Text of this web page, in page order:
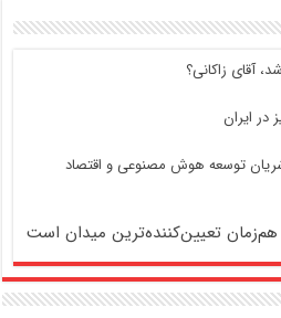
آقای زاکانی؟
در ایران
شریان توسعه هوش مصنوعی و اقتصاد
تعیین‌کننده‌ترین میدان است